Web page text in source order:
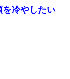
を冷やしたい